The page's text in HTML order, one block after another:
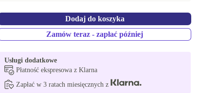
Dodaj do koszyka
Zamów teraz - zapłać później
Usługi dodatkowe
Płatność ekspresowa z Klarna
Zapłać w 3 ratach miesięcznych z